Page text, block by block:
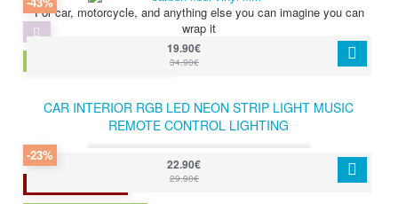
For car, motorcycle, and anything else you can imagine you can
wrap it
19.90€
34.90€
CAR INTERIOR RGB LED NEON STRIP LIGHT MUSIC
REMOTE CONTROL LIGHTING
-23%
22.90€
29.90€